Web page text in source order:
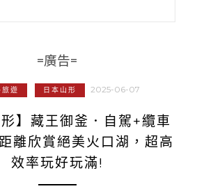
=廣告=
旅遊 日本山形 2025-06-07
形】藏王御釜．自駕+纜車
離欣賞絕美火口湖，超高
效率玩好玩滿!